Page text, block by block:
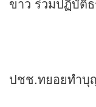
ปชช.ทยอยทำบุ